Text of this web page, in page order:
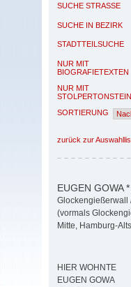
SUCHE STRASSE
SUCHE IN BEZIRK
STADTTEILSUCHE
NUR MIT
BIOGRAFIETEXTEN
NUR MIT
STOLPERTONSTEIN
SORTIERUNG
zurück zur
EUGEN GOWA
Glockengießerwall
(vormals
Mitte, Hamburg-
HIER WOHNTE
EUGEN GOWA